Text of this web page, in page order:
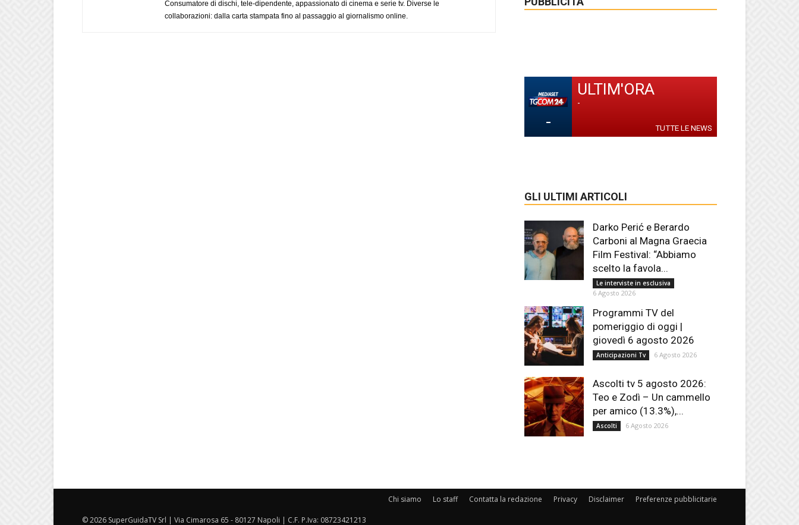
Consumatore di dischi, tele-dipendente, appassionato di cinema e serie tv. Diverse le
collaborazioni: dalla carta stampata fino al passaggio al giornalismo online.
-
ULTIM'ORA
-
TUTTE LE NEWS
GLI ULTIMI ARTICOLI
Darko Perić e Berardo
Carboni al Magna Graecia
Film Festival: “Abbiamo
scelto la favola...
Le interviste in esclusiva
6 Agosto 2026
Programmi TV del
pomeriggio di oggi |
giovedì 6 agosto 2026
Anticipazioni Tv 6 Agosto 2026
Ascolti tv 5 agosto 2026:
Teo e Zodì – Un cammello
per amico (13.3%),...
Ascolti 6 Agosto 2026
Chi siamo Lo staff Contatta la redazione Privacy Disclaimer Preferenze pubblicitarie
© 2026 SuperGuidaTV Srl | Via Cimarosa 65 - 80127 Napoli | C.F. P.Iva: 08723421213